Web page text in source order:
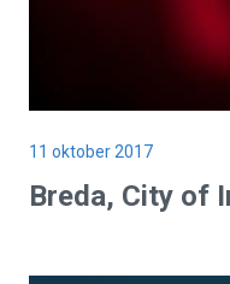
11 oktober 2017
Breda, City of